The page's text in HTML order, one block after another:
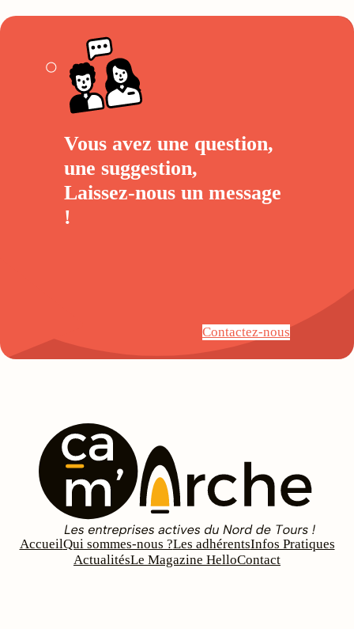
Vous avez une question,
une suggestion,
Laissez-nous un message
!
Contactez-nous
AccueilQui sommes-nous ?Les adhérentsInfos Pratiques
ActualitésLe Magazine HelloContact